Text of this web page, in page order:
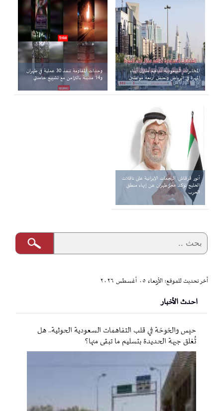
المخابرات السعودية تداهم منازل أبناء
المهرة في الرياض وتعتقل أربعة مواطنين
وحدات المقاومة تنفذ 30 عملية في طهران
و14 مدينة بالتزامن مع تشييع خامنئي
أنور قرقاش: الهجمات الإيرانية على ناقلات
الخليج تؤكد عجز طهران عن إنهاء منطق
الحرب
آخر تحديث للموقع: الأربعاء ٠٥ أغسطس ٢٠٢٦
احدث الأخبار
حيس والخوخة في قلب التفاهمات السعودية الحوثية.. هل
تُغلق جبهة الحديدة بتسليم ما تبقى منها؟